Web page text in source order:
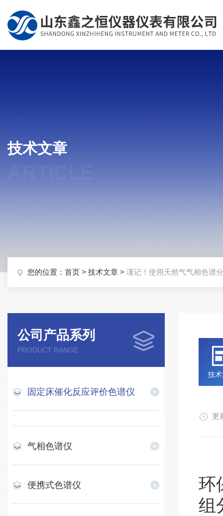
技术文章
您的位置： 首页 > 技术文章 > 谨记！使用天然气气相色谱
公司产品系列
PRODUCT RANGE
固定床催化反应评价色谱仪
气相色谱仪
便携式色谱仪
技
更
环
组